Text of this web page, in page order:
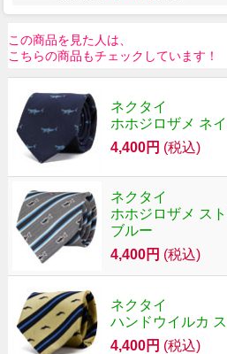
この商品を見た人は、
こちらの商品もチェックしています！
ネクタイ
ホホジロザメ ネ
4,400円 (税込)
ネクタイ
ホホジロザメ ス
ブルー
4,400円 (税込)
ネクタイ
ハンドウイルカ
4,400円 (税込)